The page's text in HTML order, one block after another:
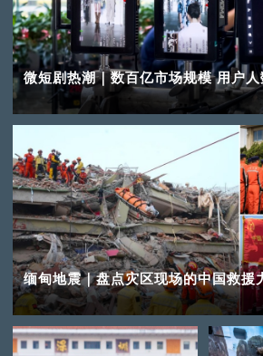
微短剧热潮｜数百亿市场规模 用户人
缅甸地震｜盘点灾区现场的中国救援